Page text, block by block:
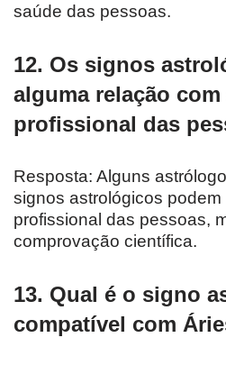
saúde das pessoas.
12. Os signos
alguma relação com
profissional das
Resposta: Alguns
signos astrológicos
profissional das pessoas,
comprovação científica.
13. Qual é o signo
compatível com